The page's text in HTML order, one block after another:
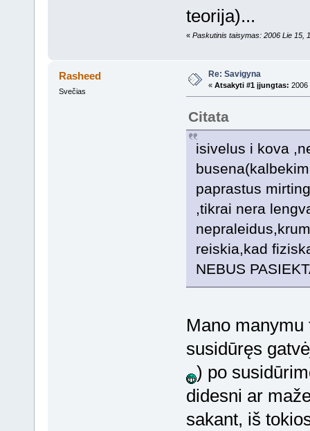
teorija)...
« Paskutinis taisymas: 2006 Lie 15,
Rasheed
Svečias
Re: Savigyna
« Atsakyti #1 įjungtas: 2006
Citata
isivelus i kova
paprastus
,tikrai nera
reiskia,kad
NEBUS
Mano
susidūręs
) po
didesni ar
sakant, iš